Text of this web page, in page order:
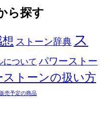
ら探す
ストーン辞典 ス
について パワーストー
ストーンの扱い方
販売予定の商品